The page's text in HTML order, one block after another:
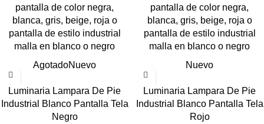
pantalla de color negra,
blanca, gris, beige, roja o
pantalla de estilo industrial
malla en blanco o negro
pantalla de color negra,
blanca, gris, beige, roja o
pantalla de estilo industrial
malla en blanco o negro
AgotadoNuevo
Luminaria Lampara De Pie
Industrial Blanco Pantalla Tela
Negro
Nuevo
Luminaria Lampara De Pie
Industrial Blanco Pantalla Tela
Rojo